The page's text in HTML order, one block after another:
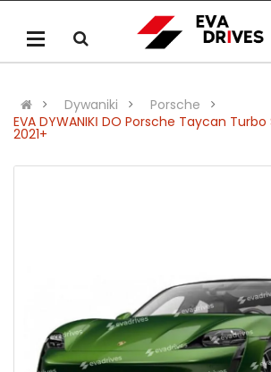
Dywaniki
Porsche
EVA DYWANIKІ DO Porsche Taycan
2021+